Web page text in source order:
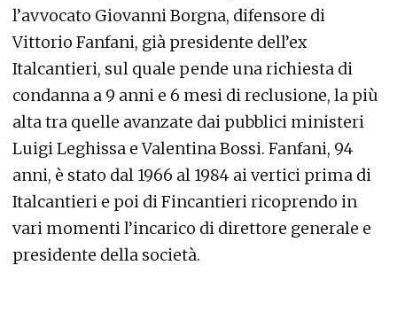
l’avvocato Giovanni Borgna, difensore di
Vittorio Fanfani, già presidente dell’ex
Italcantieri, sul quale pende una richiesta di
condanna a 9 anni e 6 mesi di reclusione, la più
alta tra quelle avanzate dai pubblici ministeri
Luigi Leghissa e Valentina Bossi. Fanfani, 94
anni, è stato dal 1966 al 1984 ai vertici prima di
Italcantieri e poi di Fincantieri ricoprendo in
vari momenti l’incarico di direttore generale e
presidente della società.